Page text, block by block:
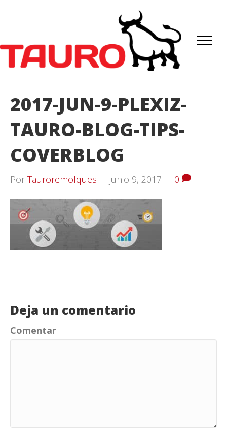
2017-JUN-9-PLEXIZ-
TAURO-BLOG-TIPS-
COVERBLOG
Por Tauroremolques | junio 9, 2017 | 0
Deja un comentario
Comentar